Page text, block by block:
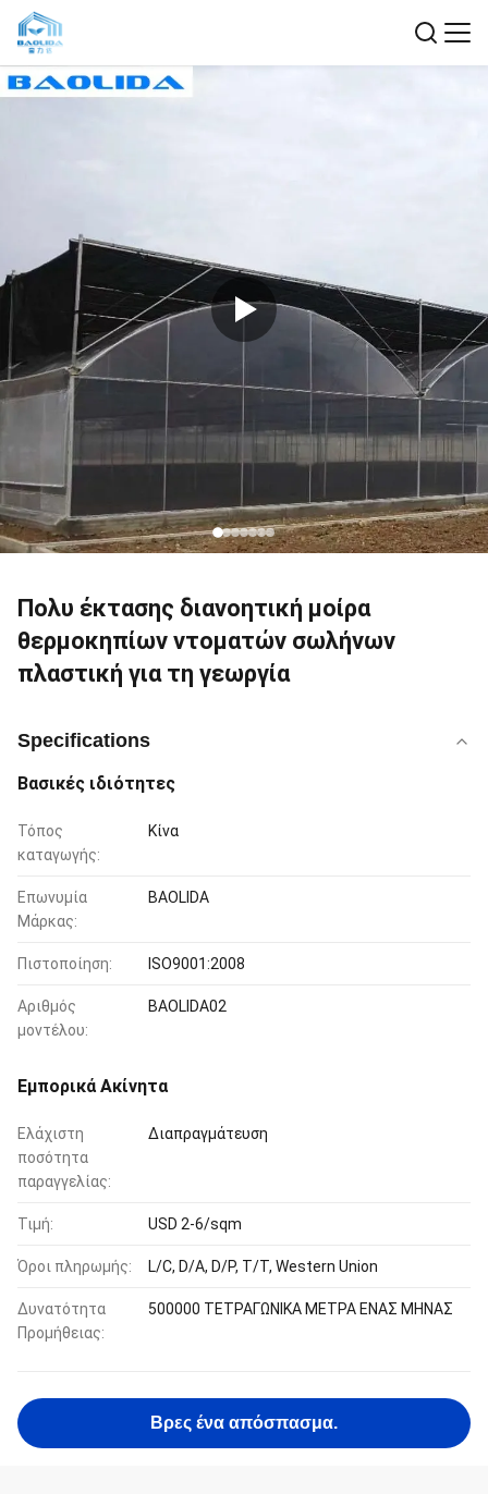
Πολυ έκτασης διανοητική μοίρα
θερμοκηπίων ντοματών σωλήνων
πλαστική για τη γεωργία
Specifications
Βασικές ιδιότητες
Τόπος
καταγωγής:
Κίνα
Επωνυμία
Μάρκας:
BAOLIDA
Πιστοποίηση: ISO9001:2008
Αριθμός
μοντέλου:
BAOLIDA02
Εμπορικά Ακίνητα
Ελάχιστη
ποσότητα
παραγγελίας:
Διαπραγμάτευση
Τιμή: USD 2-6/sqm
Όροι πληρωμής: L/C, D/A, D/P, T/T, Western Union
Δυνατότητα
Προμήθειας:
500000 ΤΕΤΡΑΓΩΝΙΚΑ ΜΕΤΡΑ ΕΝΑΣ ΜΗΝΑΣ
Βρες ένα απόσπασμα.